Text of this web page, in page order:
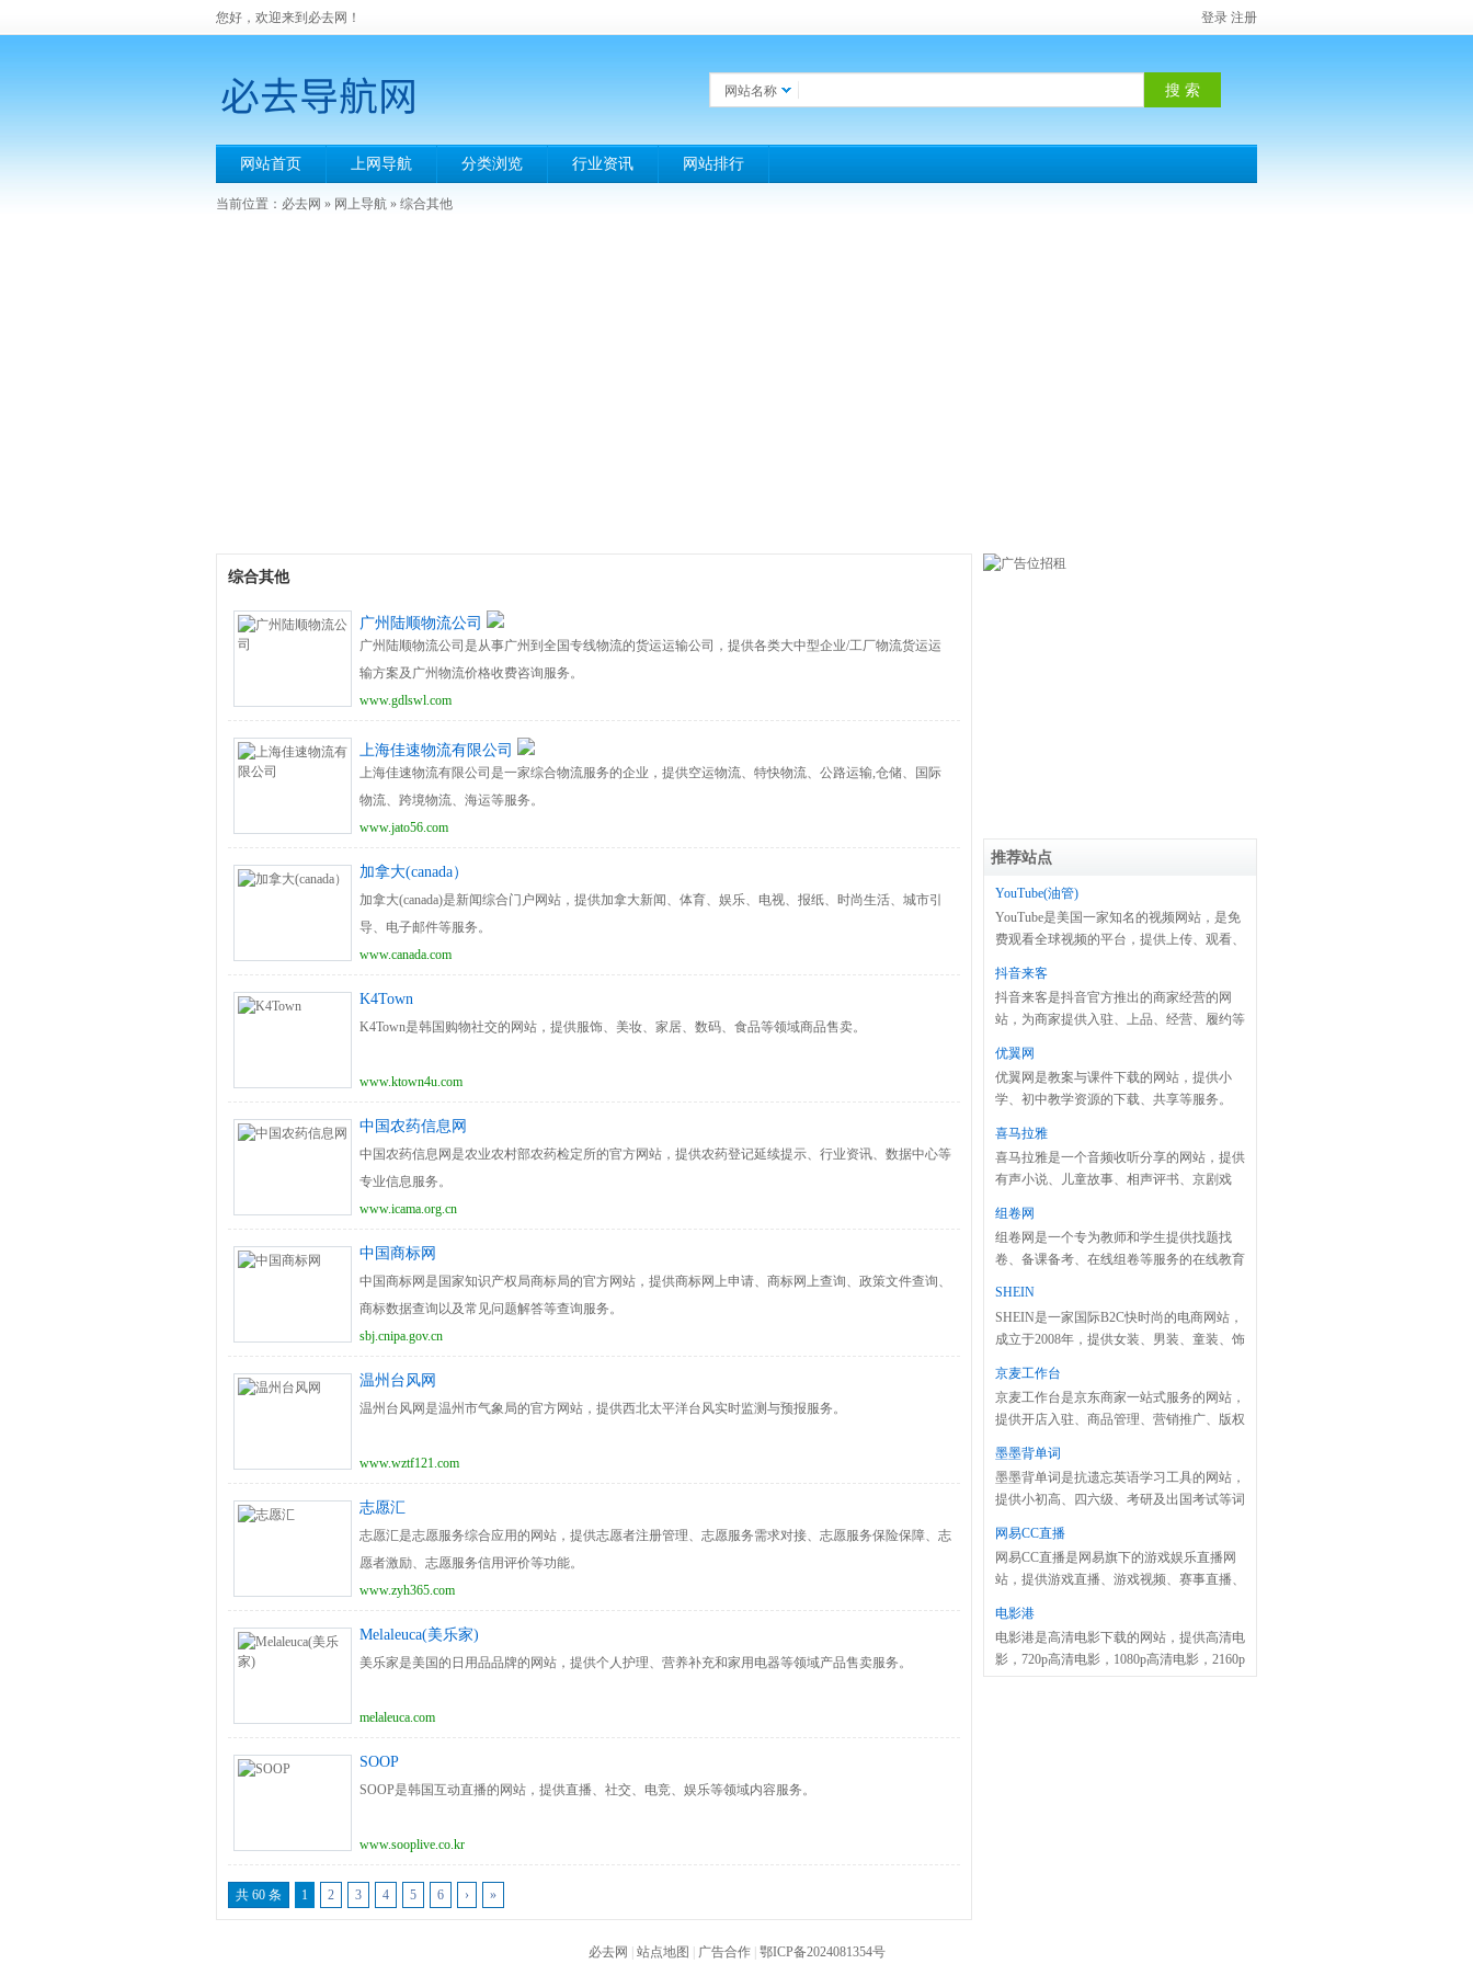
您好，欢迎来到必去网！ 登录 注册
网站名称
网站首页 上网导航 分类浏览 行业资讯 网站排行
当前位置： 必去网 » 网上导航 » 综合其他
综合其他
广州陆顺物流公司
广州陆顺物流公司是从事广州到全国专线物流的货运运输公司，提供各类大中型企业/工厂物流货运运
输方案及广州物流价格收费咨询服务。
www.gdlswl.com
上海佳速物流有限公司
上海佳速物流有限公司是一家综合物流服务的企业，提供空运物流、特快物流、公路运输,仓储、国际
物流、跨境物流、海运等服务。
www.jato56.com
加拿大(canada）
加拿大(canada)是新闻综合门户网站，提供加拿大新闻、体育、娱乐、电视、报纸、时尚生活、城市引
导、电子邮件等服务。
www.canada.com
K4Town
K4Town是韩国购物社交的网站，提供服饰、美妆、家居、数码、食品等领域商品售卖。
www.ktown4u.com
中国农药信息网
中国农药信息网是农业农村部农药检定所的官方网站，提供农药登记延续提示、行业资讯、数据中心等
专业信息服务。
www.icama.org.cn
中国商标网
中国商标网是国家知识产权局商标局的官方网站，提供商标网上申请、商标网上查询、政策文件查询、
商标数据查询以及常见问题解答等查询服务。
sbj.cnipa.gov.cn
温州台风网
温州台风网是温州市气象局的官方网站，提供西北太平洋台风实时监测与预报服务。
www.wztf121.com
志愿汇
志愿汇是志愿服务综合应用的网站，提供志愿者注册管理、志愿服务需求对接、志愿服务保险保障、志
愿者激励、志愿服务信用评价等功能。
www.zyh365.com
Melaleuca(美乐家)
美乐家是美国的日用品品牌的网站，提供个人护理、营养补充和家用电器等领域产品售卖服务。
melaleuca.com
‌SOOP
‌SOOP是韩国互动直播的网站，提供直播、社交、电竞、娱乐等领域内容服务。
www.sooplive.co.kr
共 60 条 1 2 3 4 5 6 › »
推荐站点
YouTube(油管)
YouTube是美国一家知名的视频网站，是免
费观看全球视频的平台，提供上传、观看、
抖音来客
抖音来客是抖音官方推出的商家经营的网
站，为商家提供入驻、上品、经营、履约等
优翼网
优翼网是教案与课件下载的网站，提供小
学、初中教学资源的下载、共享等服务。
喜马拉雅
喜马拉雅是一个音频收听分享的网站，提供
有声小说、儿童故事、相声评书、京剧戏
容。
组卷网
组卷网是一个专为教师和学生提供找题找
卷、备课备考、在线组卷等服务的在线教育
SHEIN
SHEIN是一家国际B2C快时尚的电商网站，
成立于2008年，提供女装、男装、童装、饰
京麦工作台
京麦工作台是京东商家一站式服务的网站，
提供开店入驻、商品管理、营销推广、版权
墨墨背单词
墨墨背单词是抗遗忘英语学习工具的网站，
提供小初高、四六级、考研及出国考试等词
网易CC直播
网易CC直播是网易旗下的游戏娱乐直播网
站，提供游戏直播、游戏视频、赛事直播、
电影港
电影港是高清电影下载的网站，提供高清电
影，720p高清电影，1080p高清电影，2160p
必去网 站点地图 广告合作| 鄂ICP备2024081354号